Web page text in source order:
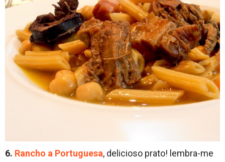
6. Rancho a Portuguesa, delicioso prato! lembra-me